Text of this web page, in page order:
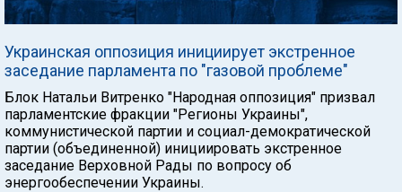
Украинская оппозиция инициирует экстренное
заседание парламента по "газовой проблеме"
Блок Натальи Витренко "Народная оппозиция" призвал
парламентские фракции "Регионы Украины",
коммунистической партии и социал-демократической
партии (объединенной) инициировать экстренное
заседание Верховной Рады по вопросу об
энергообеспечении Украины.